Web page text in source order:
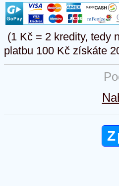
(1 Kč = 2 kredity, tedy
platbu 100 Kč získáte